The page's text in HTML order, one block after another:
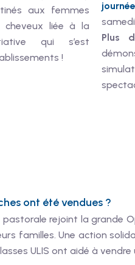
aux femmes
liée à la
qui s’est
!
Plus
ont été vendues ?
pastorale rejoint la grande
familles. Une action
ULIS ont aidé à